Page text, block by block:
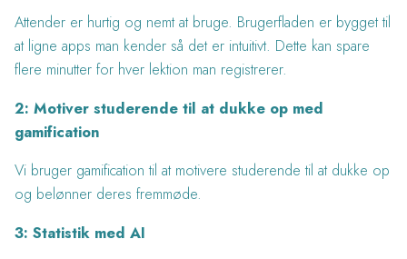
Attender er hurtig og nemt at bruge. Brugerfladen er bygget til
at ligne apps man kender så det er intuitivt. Dette kan spare
flere minutter for hver lektion man registrerer.
2: Motiver studerende til at dukke op med
gamification
Vi bruger gamification til at motivere studerende til at dukke op
og belønner deres fremmøde.
3: Statistik med AI